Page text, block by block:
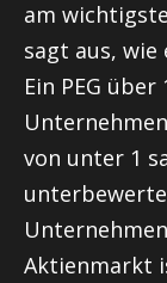
am
sagt aus,
Ein PEG
von unter 1
Aktienmarkt